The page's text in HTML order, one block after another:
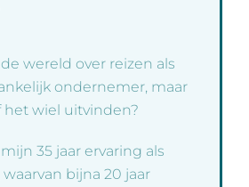
wereld over reizen als
ondernemer, maar
het wiel uitvinden?
35 jaar ervaring als
bijna 20 jaar